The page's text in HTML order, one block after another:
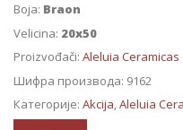
Boja: Braon
Velicina: 20x50
Proizvođači: Aleluia Ceramicas
Шифра производа: 9162
Категорије: Akcija,Aleluia